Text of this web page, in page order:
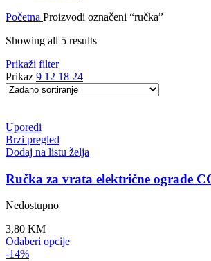
Početna Proizvodi označeni “ručka”
Showing all 5 results
Prikaži filter
Prikaz 9 12 18 24
Uporedi
Brzi pregled
Dodaj na listu želja
Ručka za vrata električne ograde
Nedostupno
3,80 KM
Odaberi opcijeThis
-14%